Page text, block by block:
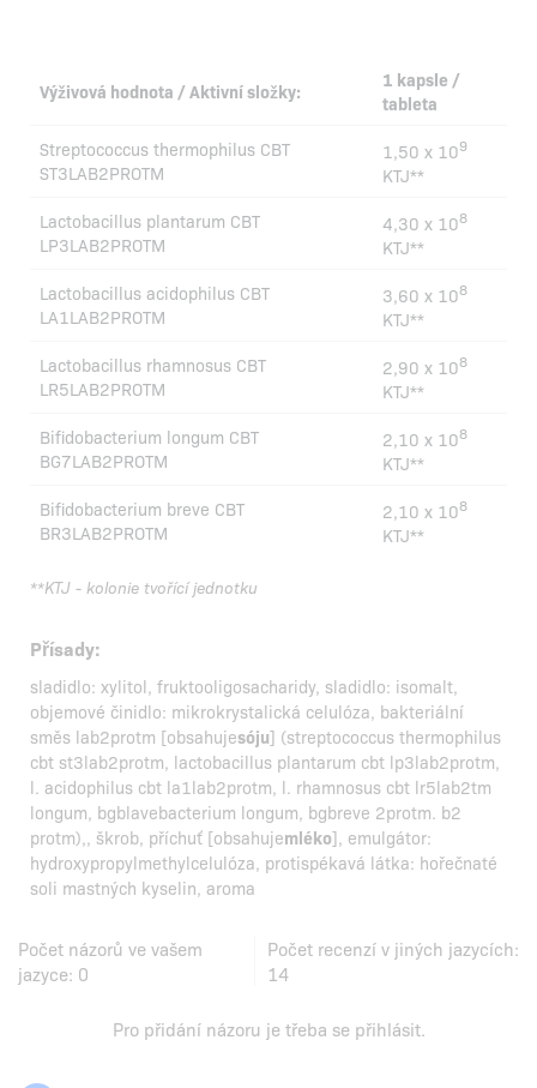
Výživová hodnota / Aktivní složky:
1 kapsle /
tableta
Streptococcus thermophilus CBT
ST3LAB2PROTM
1,50 x 109
KTJ**
Lactobacillus plantarum CBT
LP3LAB2PROTM
4,30 x 108
KTJ**
Lactobacillus acidophilus CBT
LA1LAB2PROTM
3,60 x 108
KTJ**
Lactobacillus rhamnosus CBT
LR5LAB2PROTM
2,90 x 108
KTJ**
Bifidobacterium longum CBT
BG7LAB2PROTM
2,10 x 108
KTJ**
Bifidobacterium breve CBT
BR3LAB2PROTM
2,10 x 108
KTJ**
**KTJ - kolonie tvořící jednotku
Přísady:
sladidlo: xylitol, fruktooligosacharidy, sladidlo: isomalt,
objemové činidlo: mikrokrystalická celulóza, bakteriální
směs lab2protm [obsahujesóju] (streptococcus thermophilus
cbt st3lab2protm, lactobacillus plantarum cbt lp3lab2protm,
l. acidophilus cbt la1lab2protm, l. rhamnosus cbt lr5lab2tm
longum, bgblavebacterium longum, bgbreve 2protm. b2
protm),, škrob, příchuť [obsahujemléko], emulgátor:
hydroxypropylmethylcelulóza, protispékavá látka: hořečnaté
soli mastných kyselin, aroma
Počet názorů ve vašem
jazyce: 0
Počet recenzí v jiných jazycích:
14
Pro přidání názoru je třeba se přihlásit.